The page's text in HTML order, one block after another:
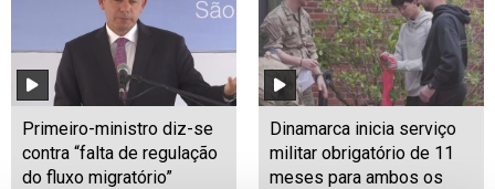
Primeiro-ministro diz-se
contra “falta de regulação
do fluxo migratório”
Dinamarca inicia serviço
militar obrigatório de 11
meses para ambos os